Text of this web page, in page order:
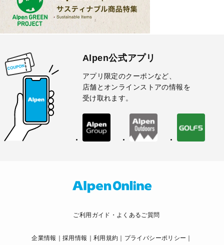
Alpen公式アプリ
アプリ限定のクーポンなど、
店舗とオンラインストアの情報を
受け取れます。
ご利用ガイド・よくあるご質問
企業情報 採用情報 利用規約
プライバシーポリシー